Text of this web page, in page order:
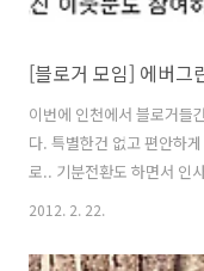
[블로거 모임] 에버그
이번에 인천에서 블로거들
다. 특별한건 없고 편안하
로.. 기분전환도 하면서 인
요.^^ 기본적인 모임 공지
바랍니다. 참고로 모임인
2012. 2. 22.